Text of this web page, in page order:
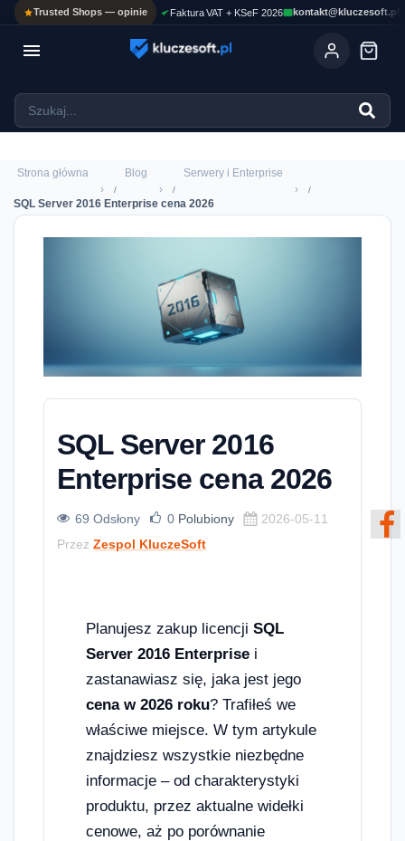
Trusted Shops — opinie Faktura VAT + KSeF 2026 kontakt@kluczesoft.pl

Strona główna
›
Blog
›
Serwery i Enterprise
›
SQL Server 2016 Enterprise cena 2026
SQL Server 2016
Enterprise cena 2026
69 Odsłony 0 Polubiony
2026-05-11
Przez Zespol KluczeSoft
Planujesz zakup licencji SQL
Server 2016 Enterprise i
zastanawiasz się, jaka jest jego
cena w 2026 roku? Trafiłeś we
właściwe miejsce. W tym artykule
znajdziesz wszystkie niezbędne
informacje – od charakterystyki
produktu, przez aktualne widełki
cenowe, aż po porównanie
ASYSTENT AI